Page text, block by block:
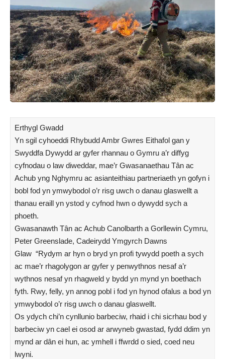
Erthygl Gwadd
Yn sgil cyhoeddi Rhybudd Ambr Gwres Eithafol gan y
Swyddfa Dywydd ar gyfer rhannau o Gymru a’r diffyg
cyfnodau o law diweddar, mae’r Gwasanaethau Tân ac
Achub yng Nghymru ac asianteithiau partneriaeth yn gofyn i
bobl fod yn ymwybodol o’r risg uwch o danau glaswellt a
thanau eraill yn ystod y cyfnod hwn o dywydd sych a
phoeth.
Gwasanawth Tân ac Achub Canolbarth a Gorllewin Cymru,
Peter Greenslade, Cadeirydd Ymgyrch Dawns
Glaw “Rydym ar hyn o bryd yn profi tywydd poeth a sych
ac mae’r rhagolygon ar gyfer y penwythnos nesaf a’r
wythnos nesaf yn rhagweld y bydd yn mynd yn boethach
fyth. Rwy, felly, yn annog pobl i fod yn hynod ofalus a bod yn
ymwybodol o’r risg uwch o danau glaswellt.
Os ydych chi’n cynllunio barbeciw, rhaid i chi sicrhau bod y
barbeciw yn cael ei osod ar arwyneb gwastad, fydd ddim yn
mynd ar dân ei hun, ac ymhell i ffwrdd o sied, coed neu
lwyni.